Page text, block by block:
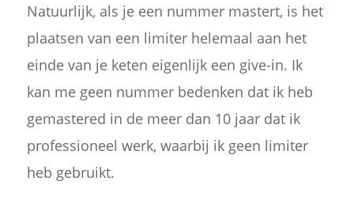
Natuurlijk, als je een nummer mastert, is het
plaatsen van een limiter helemaal aan het
einde van je keten eigenlijk een give-in. Ik
kan me geen nummer bedenken dat ik heb
gemastered in de meer dan 10 jaar dat ik
professioneel werk, waarbij ik geen limiter
heb gebruikt.